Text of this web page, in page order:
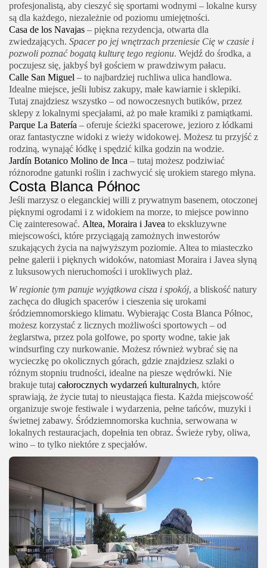
profesjonalistą, aby cieszyć się sportami wodnymi – lokalne kursy
są dla każdego, niezależnie od poziomu umiejętności.
Casa de los Navajas – piękna rezydencja, otwarta dla
zwiedzających. Spacer po jej wnętrzach przeniesie Cię w czasie i
pozwoli poznać bogatą kulturę tego regionu. Wejdź do środka, a
poczujesz się, jakbyś był gościem w prawdziwym pałacu.
Calle San Miguel – to najbardziej ruchliwa ulica handlowa.
Idealne miejsce, jeśli lubisz zakupy, małe kawiarnie i sklepiki.
Tutaj znajdziesz wszystko – od nowoczesnych butików, przez
sklepy z lokalnymi specjałami, aż po małe kramiki z pamiątkami.
Parque La Batería – oferuje ścieżki spacerowe, jezioro z łódkami
oraz fantastyczne widoki z wieży widokowej. Możesz tu przyjść z
rodziną, wynająć łódkę i spędzić kilka godzin na wodzie.
Jardín Botanico Molino de Inca – tutaj możesz podziwiać
różnorodne gatunki roślin i zachwycić się urokiem starego młyna.
Costa Blanca Północ
Jeśli marzysz o eleganckiej willi z prywatnym basenem, otoczonej
pięknymi ogrodami i z widokiem na morze, to miejsce powinno
Cię zainteresować. Altea, Moraira i Javea to ekskluzywne
miejscowości, które przyciągają zamożnych inwestorów
szukających życia na najwyższym poziomie. Altea to miasteczko
pełne galerii i pięknych widoków, natomiast Moraira i Javea słyną
z luksusowych nieruchomości i urokliwych plaż.
W regionie tym panuje wyjątkowa cisza i spokój, a bliskość natury
zachęca do długich spacerów i cieszenia się urokami
śródziemnomorskiego klimatu. Wybierając Costa Blanca Północ,
możesz korzystać z licznych możliwości sportowych – od
żeglarstwa, przez pola golfowe, po sporty wodne, takie jak
windsurfing czy nurkowanie. Możesz również wybrać się na
wycieczkę po okolicznych górach, gdzie znajdziesz szlaki o
różnym stopniu trudności, idealne na piesze wędrówki. Nie
brakuje tutaj całorocznych wydarzeń kulturalnych, które
sprawiają, że życie tutaj to nieustająca fiesta. Każda miejscowość
organizuje swoje festiwale i wydarzenia, pełne tańców, muzyki i
świetnej zabawy. Śródziemnomorska kuchnia, serwowana w
lokalnych restauracjach, dopełnia ten obraz. Świeże ryby, oliwa,
wino – to tylko niektóre z specjałów.